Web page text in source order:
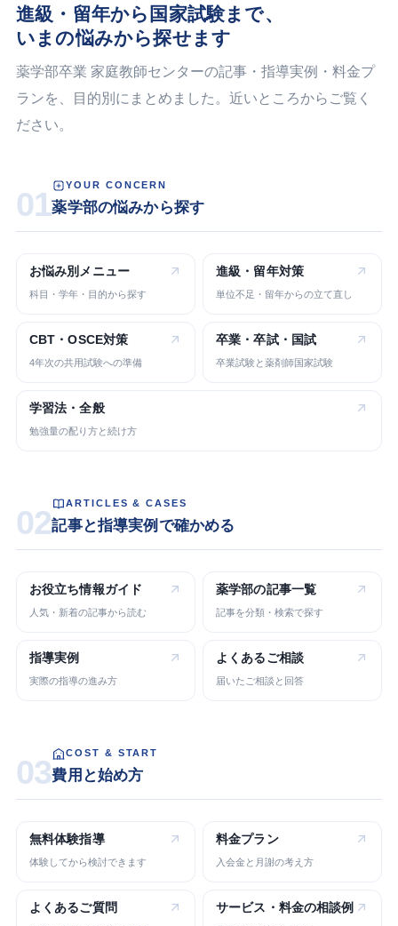
進級・留年から国家試験まで、
いまの悩みから探せます
薬学部卒業 家庭教師センターの記事・指導実例・料金プ
ランを、目的別にまとめました。近いところからご覧く
ださい。
01
YOUR CONCERN
薬学部の悩みから探す
お悩み別 メニュー
科目・学年・目的から探す
進級・留年対策
単位不足・留年からの立て直し
CBT・OSCE対策
4年次の共用試験への準備
卒業・卒試・ 国試
卒業試験と薬剤師国家試験
学習法・全般
勉強量の配り方と続け方
02
ARTICLES & CASES
記事と指導実例で確かめる
お役立ち情報ガイド
人気・新着の記事から読む
薬学部の記事一覧
記事を分類・検索で探す
指導実例
実際の指導の進み方
よくある ご相談
届いたご相談と回答
03
COST & START
費用と始め方
無料体験指導
体験してから検討できます
料金プラン
入会金と月謝の考え方
よくあるご質問 サービス・ 料金の相談例